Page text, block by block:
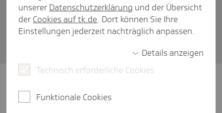
si­cherte Beschäf­tigte einen
Zuschuss zur Pfle­ge­ver­si­che­
Nein. Für die Pflegeversicherung für freiwillig
krankenversicherte Beschäftigte fällt im Jahr
2026 der übliche Arbeitgeberanteil von 1,8
unserer Datenschutzerklärung und der Übersicht
der Cookies auf tk.de. Dort können Sie Ihre
Einstellungen jederzeit nachträglich anpassen.
Details anzeigen
Technisch erforderliche Cookies
Funktionale Cookies